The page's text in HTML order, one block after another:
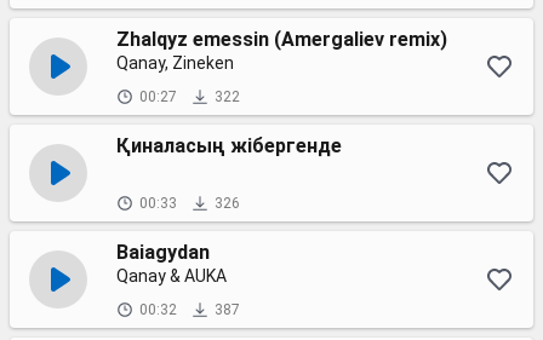
Zhalqyz emessin (Amergaliev remix)
Qanay, Zineken
00:27 322
Қиналасың жібергенде
00:33 326
Baiagydan
Qanay & AUKA
00:32 387